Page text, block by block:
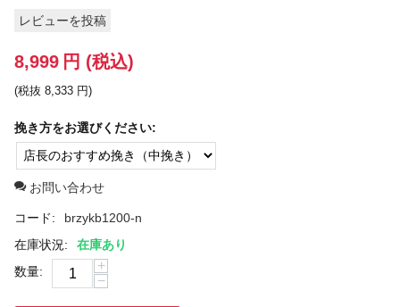
レビューを投稿
8,999 円 (税込)
(税抜 8,333 円)
挽き方をお選びください:
お問い合わせ
コード:
brzykb1200-n
在庫状況:
在庫あり
数量:
+
−